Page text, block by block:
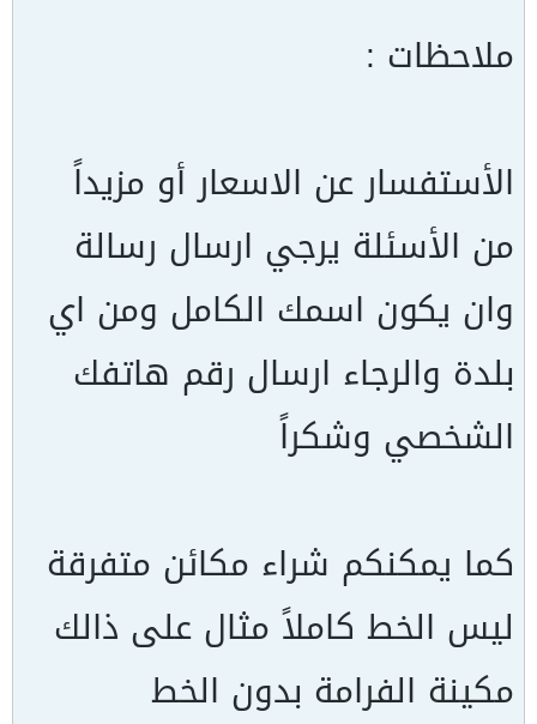
ملاحظات :
الأستفسار عن الاسعار أو مزيداً
من الأسئلة يرجي ارسال رسالة
وان يكون اسمك الكامل ومن اي
بلدة والرجاء ارسال رقم هاتفك
الشخصي وشكراً
كما يمكنكم شراء مكائن متفرقة
ليس الخط كاملاً مثال على ذالك
مكينة الفرامة بدون الخط